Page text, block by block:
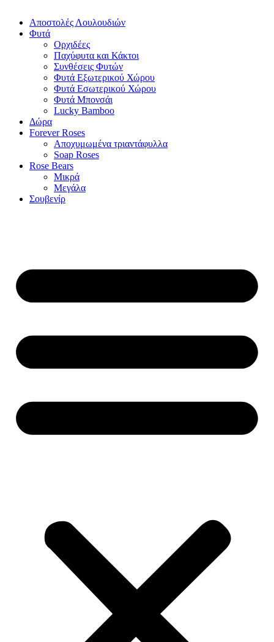
Αποστολές Λουλουδιών
Φυτά
Ορχιδέες
Παχύφυτα και Κάκτοι
Συνθέσεις Φυτών
Φυτά Εξωτερικού Χώρου
Φυτά Εσωτερικού Χώρου
Φυτά Μπονσάι
Lucky Bamboo
Δώρα
Forever Roses
Αποχυμωμένα τριαντάφυλλα
Soap Roses
Rose Βears
Μικρά
Μεγάλα
Σουβενίρ